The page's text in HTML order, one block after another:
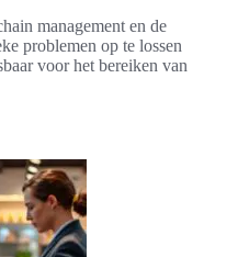
management en de
problemen op te lossen
voor het bereiken van